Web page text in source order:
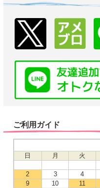
ご利用ガイド
日
月 火
2
3 4
9
10 11